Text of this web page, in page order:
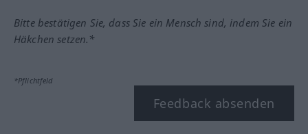
Bitte bestätigen Sie, dass Sie ein Mensch sind, indem Sie ein
Häkchen setzen.*
*Pflichtfeld
Feedback absenden